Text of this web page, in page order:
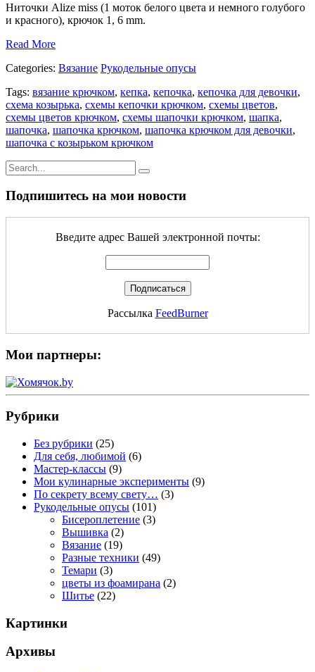
Ниточки Alize miss (1 моток белого цвета и немного голубого
и красного), крючок 1, 6 mm.
Read More
Categories: Вязание Рукодельные опусы
Tags: вязание крючком, кепка, кепочка, кепочка для девочки,
схема козырька, схемы кепочки крючком, схемы цветов,
схемы цветов крючком, схемы шапочки крючком, шапка,
шапочка, шапочка крючком, шапочка крючком для девочки,
шапочка с козырьком крючком
Подпишитесь на мои новости
Введите адрес Вашей электронной почты:
Рассылка FeedBurner
Мои партнеры:
Рубрики
Без рубрики (25)
Для себя, любимой (6)
Мастер-классы (9)
Мои кулинарные эксперименты (9)
По секрету всему свету… (3)
Рукодельные опусы (101)
Бисероплетение (3)
Вышивка (2)
Вязание (19)
Разные техники (49)
Темари (3)
цветы из фоамирана (2)
Шитье (22)
Картинки
Архивы